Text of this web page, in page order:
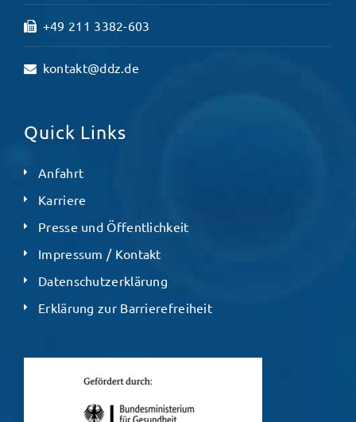
+49 211 3382-603
kontakt@ddz.de
Quick Links
Anfahrt
Karriere
Presse und Öffentlichkeit
Impressum / Kontakt
Datenschutzerklärung
Erklärung zur Barrierefreiheit